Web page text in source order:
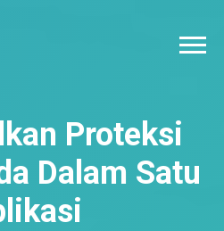
Proteksi
Dalam Satu